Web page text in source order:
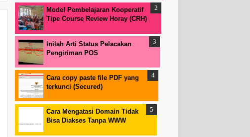
Model Pembelajaran Kooperatif
Tipe Course Review Horay (CRH)
Inilah Arti Status Pelacakan
Pengiriman POS
Cara copy paste file PDF yang
terkunci (Secured)
Cara Mengatasi Domain Tidak
Bisa Diakses Tanpa WWW